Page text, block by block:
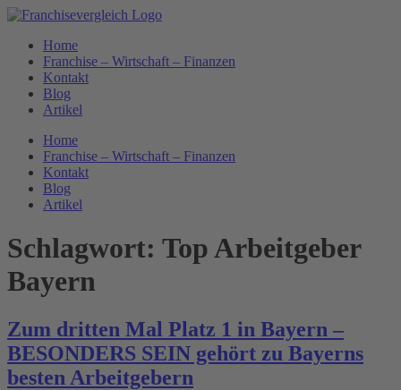
Zum
springenHome
Franchise – Wirtschaft – Finanzen
Kontakt
Blog
Artikel
Home
Franchise – Wirtschaft – Finanzen
Kontakt
Blog
Artikel
Schlagwort: Top Arbeitgeber
Bayern
Zum dritten Mal Platz 1 in Bayern –
BESONDERS SEIN gehört zu Bayerns
besten Arbeitgebern